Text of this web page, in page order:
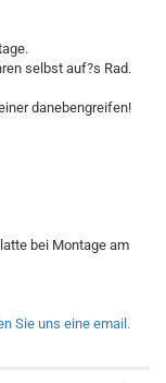
selbst auf?s Rad.
danebengreifen!
bei Montage am
Sie uns eine email.